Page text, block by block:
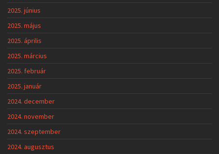
2025. június
2025. május
2025. április
2025. március
2025. február
2025. január
2024. december
2024. november
2024. szeptember
2024. augusztus